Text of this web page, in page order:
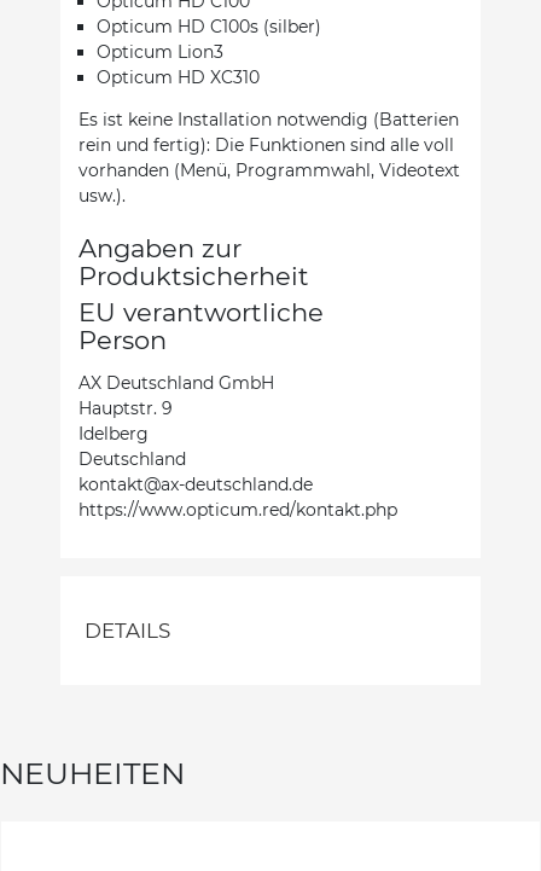
Opticum HD C100s (silber)
Opticum Lion3
Opticum HD XC310
Es ist keine Installation notwendig (Batterien
rein und fertig): Die Funktionen sind alle voll
vorhanden (Menü, Programmwahl, Videotext
usw.).
Angaben zur
Produktsicherheit
EU verantwortliche
Person
AX Deutschland GmbH
Hauptstr. 9
Idelberg
Deutschland
kontakt@ax-deutschland.de
https://www.opticum.red/kontakt.php
DETAILS
NEUHEITEN